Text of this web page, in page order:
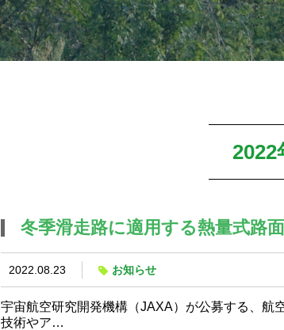
2022
冬季滑走路に適用する熱量式路
2022.08.23 お知らせ
宇宙航空研究開発機構（JAXA）が公募する、航
技術やア…